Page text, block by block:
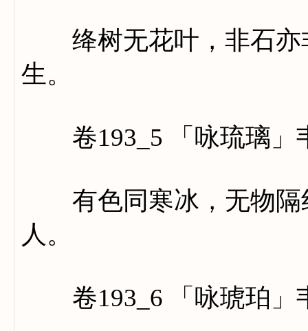
绛树无花叶，非石亦
生。
卷193_5 「咏琉璃」
有色同寒冰，无物隔
人。
卷193_6 「咏琥珀」